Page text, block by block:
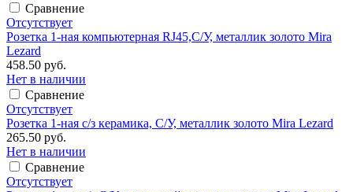
Сравнение
Отсутствует
Розетка 1-ная компьютерная RJ45,С/У, металлик золото Mira
Lezard
458.50 руб.
Нет в наличии
Сравнение
Отсутствует
Розетка 1-ная с/з керамика, С/У, металлик золото Mira Lezard
265.50 руб.
Нет в наличии
Сравнение
Отсутствует